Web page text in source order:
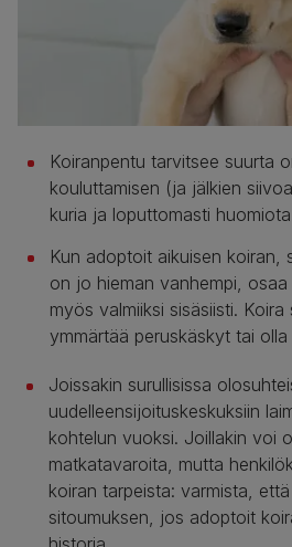
Koiranpentu tarvitsee suurta
kouluttamisen (ja jälkien
kuria ja loputtomasti
Kun adoptoit aikuisen koiran,
on jo hieman vanhempi,
myös valmiiksi sisäsiisti.
ymmärtää peruskäskyt tai
Joissakin surullisissa
uudelleensijoituskeskuksiin
kohtelun vuoksi. Joillakin voi
matkatavaroita, mutta
koiran tarpeista: varmista,
sitoumuksen, jos adoptoit